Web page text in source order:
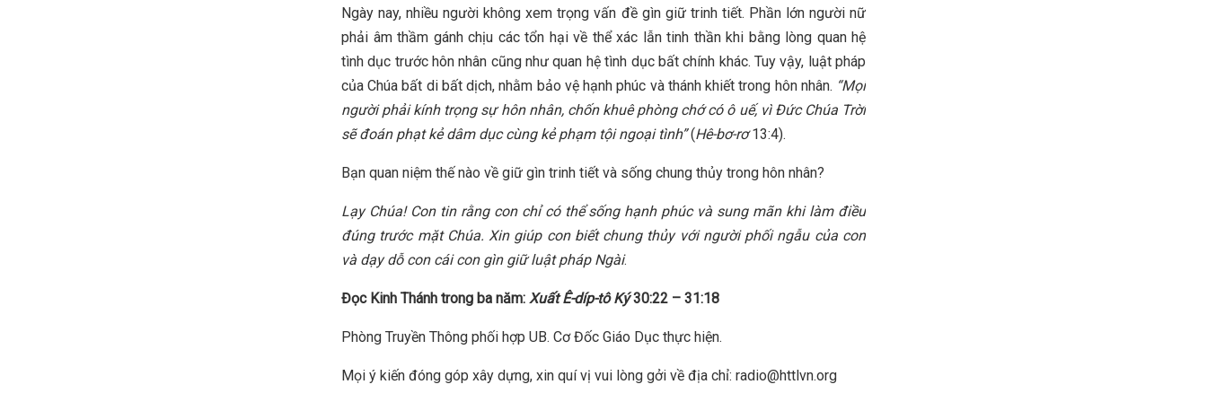
Ngày nay, nhiều người không xem trọng vấn đề gìn giữ trinh tiết. Phần lớn người nữ
phải âm thầm gánh chịu các tổn hại về thể xác lẫn tinh thần khi bằng lòng quan hệ
tình dục trước hôn nhân cũng như quan hệ tình dục bất chính khác. Tuy vậy, luật pháp
của Chúa bất di bất dịch, nhằm bảo vệ hạnh phúc và thánh khiết trong hôn nhân. “Mọi
người phải kính trọng sự hôn nhân, chốn khuê phòng chớ có ô uế, vì Đức Chúa Trời
sẽ đoán phạt kẻ dâm dục cùng kẻ phạm tội ngoại tình”(Hê-bơ-rơ13:4).
Bạn quan niệm thế nào về giữ gìn trinh tiết và sống chung thủy trong hôn nhân?
Lạy Chúa! Con tin rằng con chỉ có thể sống hạnh phúc và sung mãn khi làm điều
đúng trước mặt Chúa. Xin giúp con biết chung thủy với người phối ngẫu của con
và dạy dỗ con cái con gìn giữ luật pháp Ngài.
Đọc Kinh Thánh trong ba năm: Xuất Ê-díp-tô Ký30:22 – 31:18
Phòng Truyền Thông phối hợp UB. Cơ Đốc Giáo Dục thực hiện.
Mọi ý kiến đóng góp xây dựng, xin quí vị vui lòng gởi về địa chỉ: radio@httlvn.org